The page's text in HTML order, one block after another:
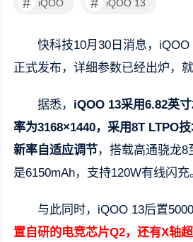
iQOO iQOO 13
快科技10月30日消息，
正式发布，详细参数已经出炉，
据悉， iQOO 13采用6.82英
率为3168×1440，采用8T LTPO
新率自适应调节，搭载高通骁龙
是6150mAh，支持120W有线闪充
与此同时，iQOO 13后置
置自研的电竞芯片Q2，还有X轴